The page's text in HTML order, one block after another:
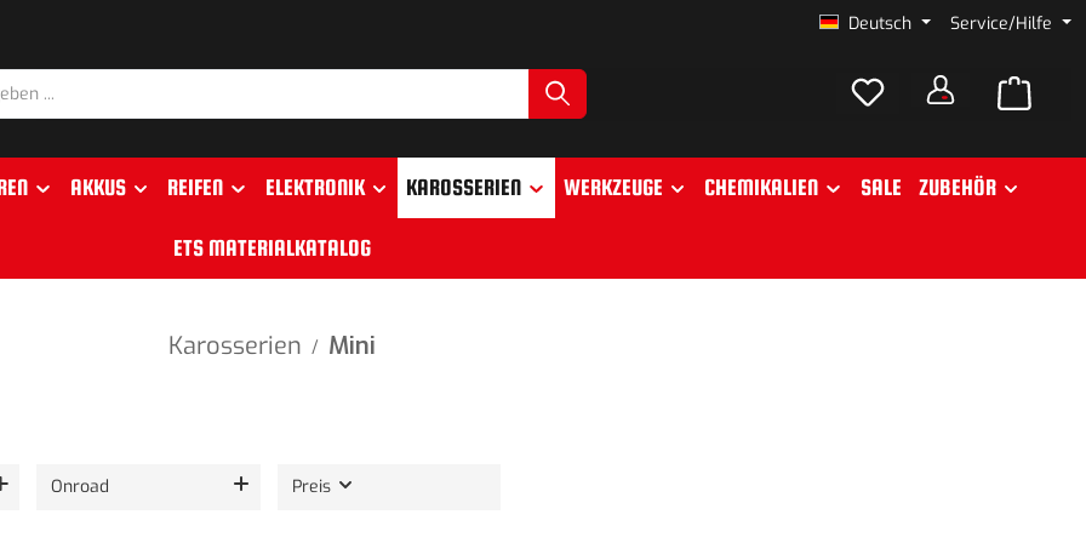
Deutsch Service/Hilfe
AKKUS REIFEN ELEKTRONIK KAROSSERIEN WERKZEUGE CHEMIKALIEN SALE ZUBEHÖR
ETS MATERIALKATALOG
Karosserien / Mini
Onroad Preis